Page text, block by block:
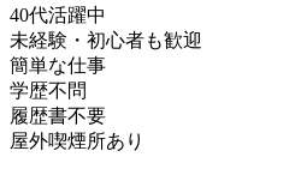
40代活躍中
未経験・初心者も歓迎
簡単な仕事
学歴不問
履歴書不要
屋外喫煙所あり